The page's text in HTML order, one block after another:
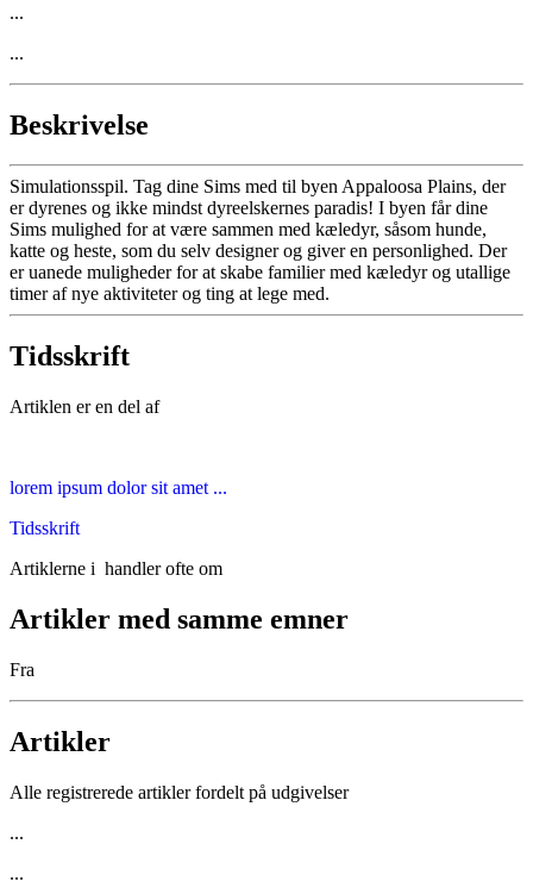
...
...
Beskrivelse
Simulationsspil. Tag dine Sims med til byen Appaloosa Plains, der
er dyrenes og ikke mindst dyreelskernes paradis! I byen får dine
Sims mulighed for at være sammen med kæledyr, såsom hunde,
katte og heste, som du selv designer og giver en personlighed. Der
er uanede muligheder for at skabe familier med kæledyr og utallige
timer af nye aktiviteter og ting at lege med.
Tidsskrift
Artiklen er en del af
lorem ipsum dolor sit amet ...
Tidsskrift
Artiklerne i handler ofte om
Artikler med samme emner
Fra
Artikler
Alle registrerede artikler fordelt på udgivelser
...
...